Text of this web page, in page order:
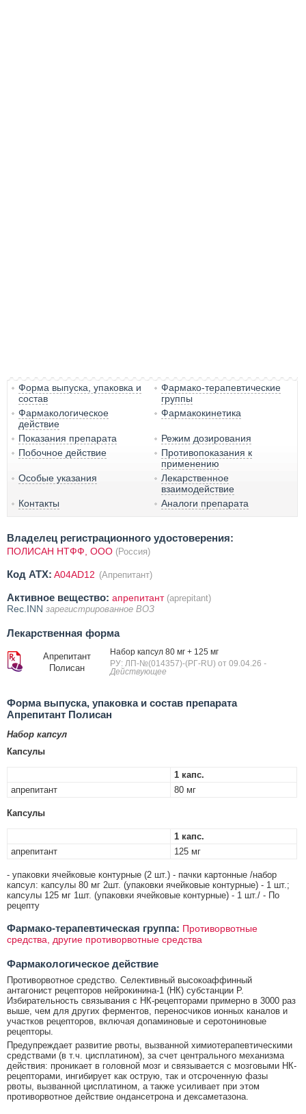
Форма выпуска, упаковка и
состав
Фармако-терапевтические
группы
Фармакологическое
действие
Фармакокинетика
Показания препарата
Режим дозирования
Побочное действие
Противопоказания к
применению
Особые указания
Лекарственное
взаимодействие
Контакты
Аналоги препарата
Владелец регистрационного удостоверения:
ПОЛИСАН НТФФ, ООО (Россия)
Код ATX: A04AD12 (Апрепитант)
Активное вещество: апрепитант (aprepitant)
Rec.INN зарегистрированное ВОЗ
Лекарственная форма
Апрепитант
Полисан
Набор капсул 80 мг + 125 мг
РУ: ЛП-№(014357)-(РГ-RU) от 09.04.26 -
Действующее
Форма выпуска, упаковка и состав препарата
Апрепитант Полисан
Набор капсул
Капсулы
1 капс.
апрепитант
80 мг
Капсулы
1 капс.
апрепитант
125 мг
- упаковки ячейковые контурные (2 шт.) - пачки картонные /набор
капсул: капсулы 80 мг 2шт. (упаковки ячейковые контурные) - 1 шт.;
капсулы 125 мг 1шт. (упаковки ячейковые контурные) - 1 шт./ - По
рецепту
Фармако-терапевтическая группа: Противорвотные
средства, другие противорвотные средства
Фармакологическое действие
Противорвотное средство. Селективный высокоаффинный
антагонист рецепторов нейрокинина-1 (НК) субстанции Р.
Избирательность связывания с НК-рецепторами примерно в 3000 раз
выше, чем для других ферментов, переносчиков ионных каналов и
участков рецепторов, включая допаминовые и серотониновые
рецепторы.
Предупреждает развитие рвоты, вызванной химиотерапевтическими
средствами (в т.ч. цисплатином), за счет центрального механизма
действия: проникает в головной мозг и связывается с мозговыми НК-
рецепторами, ингибирует как острую, так и отсроченную фазы
рвоты, вызванной цисплатином, а также усиливает при этом
противорвотное действие ондансетрона и дексаметазона.